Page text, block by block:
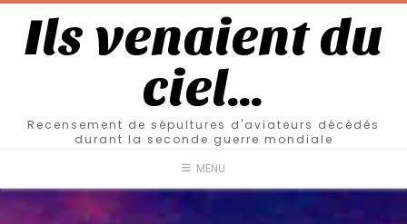
Ils venaient du
ciel…
Recensement de sépultures d'aviateurs décédés
durant la seconde guerre mondiale
MENU